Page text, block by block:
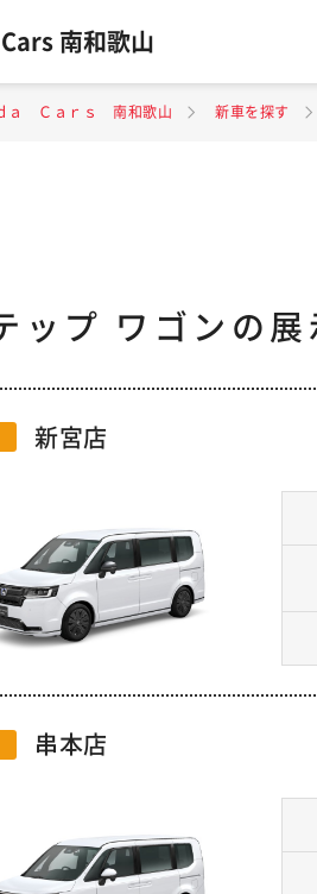
南和歌山
ａ Ｃａｒｓ 南和歌山 新車を探す
ップ ワゴンの
新宮店
串本店